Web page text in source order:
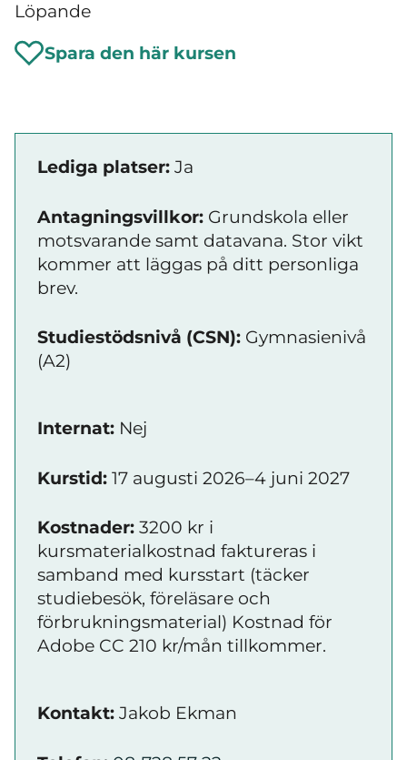
Löpande
Spara den här kursen
Lediga platser: Ja
Antagningsvillkor: Grundskola eller
motsvarande samt datavana. Stor vikt
kommer att läggas på ditt personliga
brev.
Studiestödsnivå (CSN): Gymnasienivå
(A2)
Internat: Nej
Kurstid: 17 augusti 2026–4 juni 2027
Kostnader: 3200 kr i
kursmaterialkostnad faktureras i
samband med kursstart (täcker
studiebesök, föreläsare och
förbrukningsmaterial) Kostnad för
Adobe CC 210 kr/mån tillkommer.
Kontakt: Jakob Ekman